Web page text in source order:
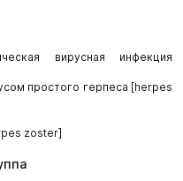
вирусная инфекция
простого герпеса [herpes
zoster]